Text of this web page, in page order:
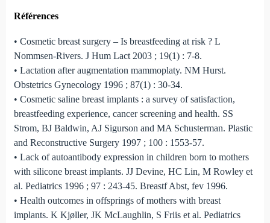
Références
• Cosmetic breast surgery – Is breastfeeding at risk ? L
Nommsen-Rivers. J Hum Lact 2003 ; 19(1) : 7-8.
• Lactation after augmentation mammoplaty. NM Hurst.
Obstetrics Gynecology 1996 ; 87(1) : 30-34.
• Cosmetic saline breast implants : a survey of satisfaction,
breastfeeding experience, cancer screening and health. SS
Strom, BJ Baldwin, AJ Sigurson and MA Schusterman. Plastic
and Reconstructive Surgery 1997 ; 100 : 1553-57.
• Lack of autoantibody expression in children born to mothers
with silicone breast implants. JJ Devine, HC Lin, M Rowley et
al. Pediatrics 1996 ; 97 : 243-45. Breastf Abst, fev 1996.
• Health outcomes in offsprings of mothers with breast
implants. K Kjøller, JK McLaughlin, S Friis et al. Pediatrics